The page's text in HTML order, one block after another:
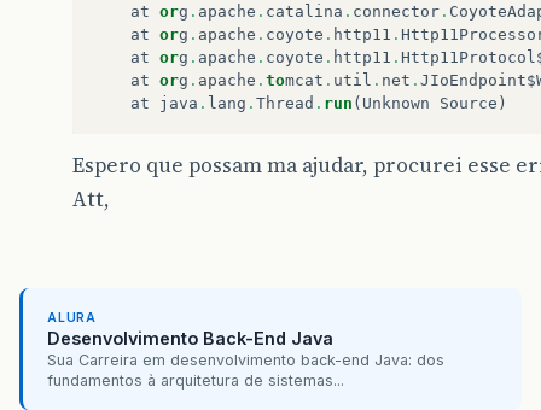
at org . apache . catalina . connector .
at org . apache . coyote . http11 .
at org . apache . coyote . http11 .
at org . apache . tomcat . util . net .
at
java . lang . Thread . run ( Unknown Source )
Espero que possam ma ajudar, procurei esse
Att,
ALURA
Desenvolvimento Back-End Java
Sua Carreira em desenvolvimento back-end Java: dos
fundamentos à arquitetura de sistemas...